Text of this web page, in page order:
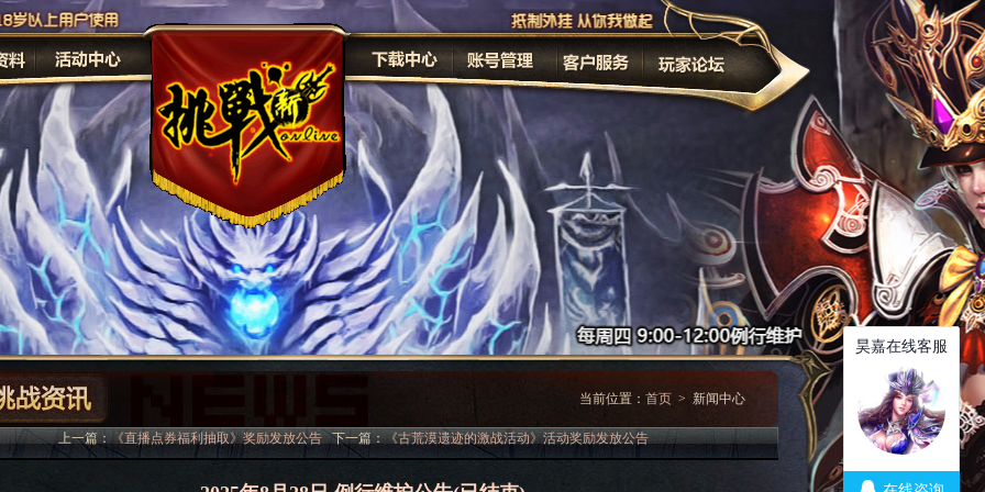
原画
修改密码
家长监护
当前位置： 首页 > 新闻中心
上一篇：《直播点券福利抽取》奖励发放公告下一篇： 《古荒漠遗迹的激战活动》活动奖励发放公告